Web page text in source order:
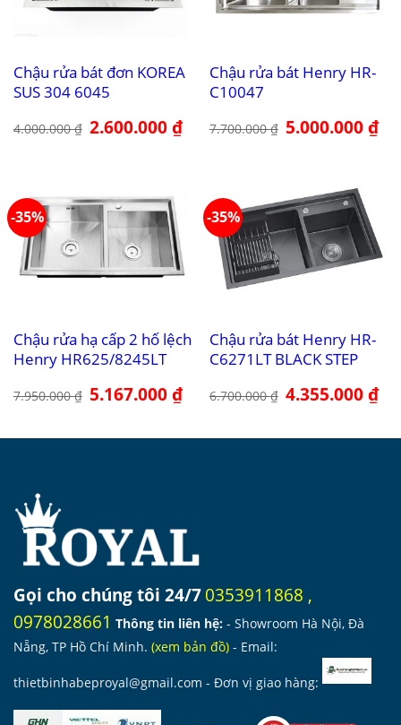
Chậu rửa bát đơn KOREA
SUS 304 6045
4.000.000₫ Giá
gốc
2.600.000₫Giá
hiện
Chậu rửa bát Henry HR-
C10047
7.700.000₫ Giá
gốc
5.000.000₫Giá
-35%
Chậu rửa hạ cấp 2 hố lệch
Henry HR625/8245LT
7.950.000₫ Giá
gốc
5.167.000₫Giá
hiện
5.167.000 ₫.
-35%
Chậu rửa bát Henry HR-
C6271LT BLACK STEP
6.700.000₫ Giá
gốc
4.355.000₫Giá
Gọi cho chúng tôi 24/70353911868 ,
0978028661 Thông tin liên hệ: - Showroom Hà Nội, Đà
Nẵng, TP Hồ Chí Minh. (xem bản đồ) - Email:
thietbinhabeproyal@gmail.com - Đơn vị giao hàng: